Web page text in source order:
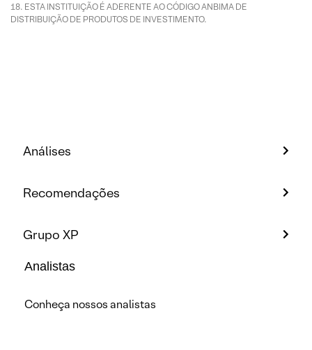
ESTA INSTITUIÇÃO É ADERENTE AO CÓDIGO ANBIMA DE
DISTRIBUIÇÃO DE PRODUTOS DE INVESTIMENTO.
Análises
Recomendações
Grupo XP
Analistas
Conheça nossos analistas